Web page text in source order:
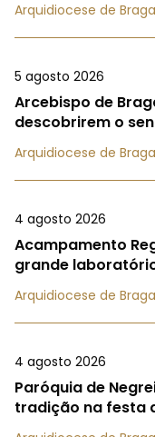
Arquidiocese de Braga
5 agosto 2026
Arcebispo de
descobrirem o
Arquidiocese de Braga
4 agosto 2026
Acampamento
grande
Arquidiocese de Braga
4 agosto 2026
Paróquia de
tradição na festa